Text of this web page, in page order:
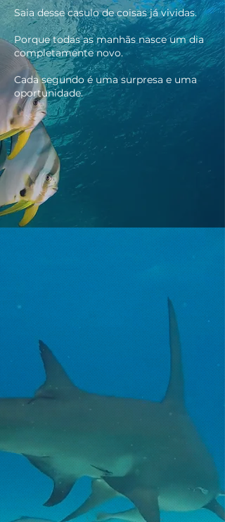
Saia desse casulo de coisas já vividas.
Porque todas as manhãs nasce um dia
completamente novo.
Cada segundo é uma surpresa e uma
oportunidade.